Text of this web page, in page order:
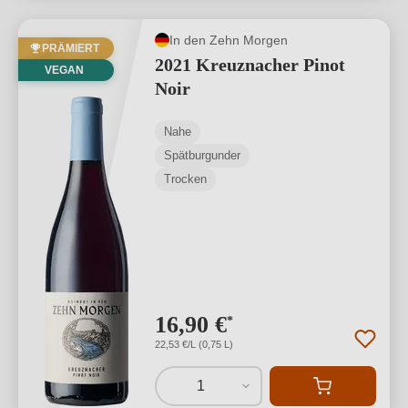
PRÄMIERT
VEGAN
In den Zehn Morgen
2021 Kreuznacher Pinot
Noir
Nahe
Spätburgunder
Trocken
16,90 €*
22,53 €/L (0,75 L)
1